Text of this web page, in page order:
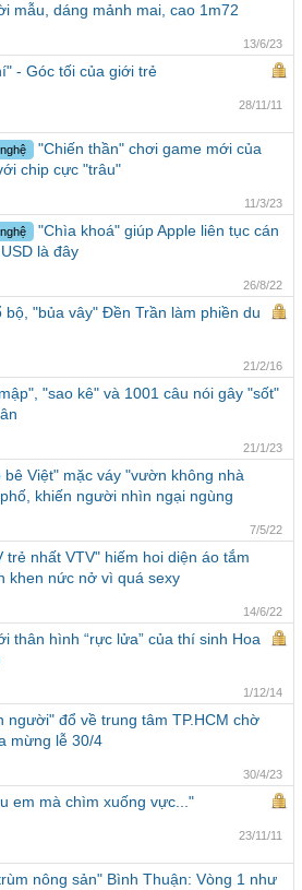
mẫu, dáng mảnh mai, cao 1m72
13/6/23
- Góc tối của giới trẻ
28/11/11
"Chiến thần" chơi game mới của
chip cực "trâu"
11/3/23
"Chìa khoá" giúp Apple liên tục cán
là đây
26/8/22
bộ, "bủa vây" Đền Trần làm phiền du
21/2/16
"sao kê" và 1001 câu nói gây "sốt"
21/1/23
bê Việt" mặc váy "vườn không nhà
khiến người nhìn ngại ngùng
7/5/22
trẻ nhất VTV" hiếm hoi diện áo tắm
khen nức nở vì quá sexy
14/6/22
thân hình “rực lửa” của thí sinh Hoa
1/12/14
người" đổ về trung tâm TP.HCM chờ
mừng lễ 30/4
30/4/23
em mà chìm xuống vực..."
23/11/11
nông sản" Bình Thuận: Vòng 1 như